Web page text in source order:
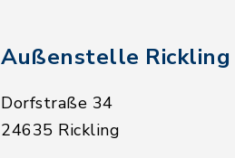
Außenstelle Rickling
Dorfstraße 34
24635 Rickling